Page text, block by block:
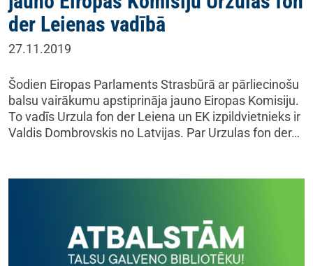
der Leienas vadībā
27.11.2019
Šodien Eiropas Parlaments Strasbūrā ar pārliecinošu
balsu vairākumu apstiprināja jauno Eiropas Komisiju.
To vadīs Urzula fon der Leiena un EK izpildvietnieks ir
Valdis Dombrovskis no Latvijas. Par Urzulas fon der…